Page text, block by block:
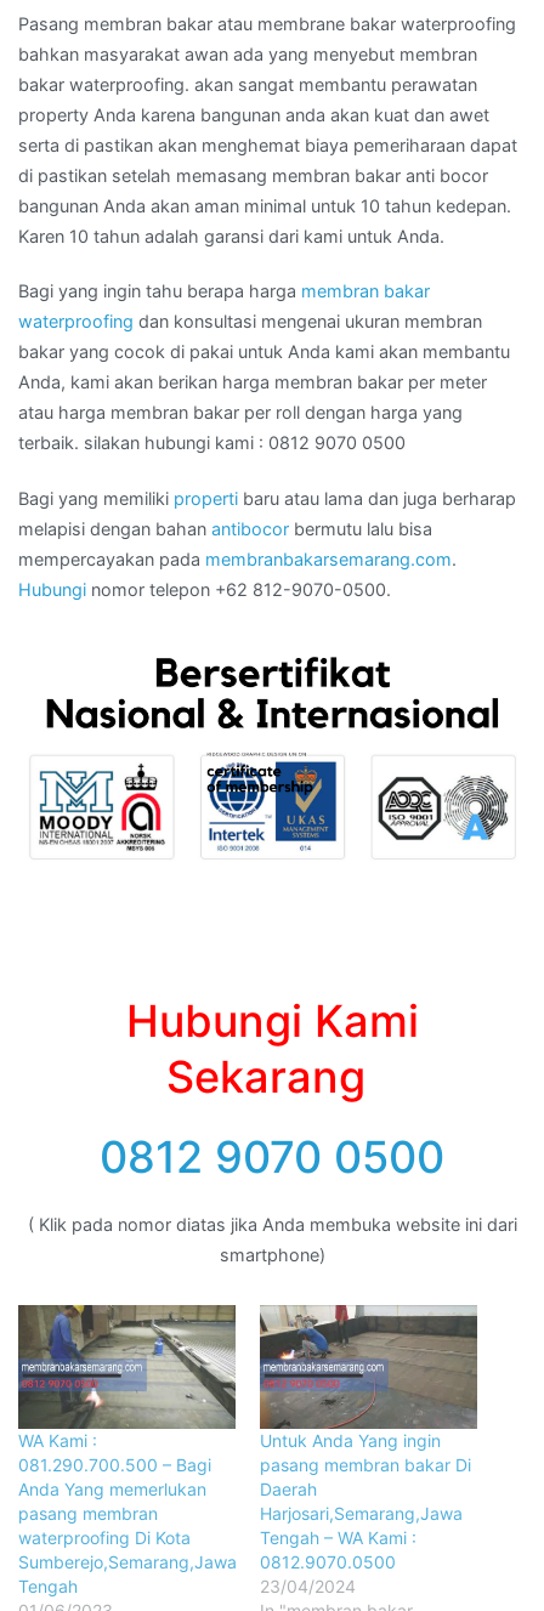
Bagi yang memilikipropertibaru atau lama dan juga berharap
melapisi dengan bahanantibocorbermutu lalu bisa
mempercayakan padamembranbakarsemarang.com.
Hubunginomor telepon +62 812-9070-0500.
Hubungi Kami
Sekarang
0812 9070 0500
smartphone)
Anda Yang memerlukan
pasang membran
waterproofing Di Kota
Sumberejo,Semarang,Jawa
Similar post
Daerah
Harjosari,Semarang,Jawa
0812.9070.0500
23/04/2024
semarang 23.1.0"
WA Kami :
081.290.700.500 – Untuk
Anda Yang mencari tukang
membran bakar Di Daerah
Wonokerto,Semarang,Jawa
Tengah
04/11/2022
Similar post
Facebook
Twitter
Blogger
Pinterest
LinkedIn
Tumblr